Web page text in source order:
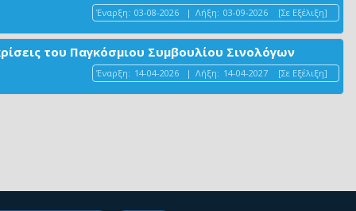
Έναρξη: 03-08-2026 | Λήξη: 03-09-2026 [Σε Εξέλιξη]
του Παγκόσμιου Συμβουλίου Σινολόγων
Έναρξη: 14-04-2026 | Λήξη: 14-04-2027 [Σε Εξέλιξη]